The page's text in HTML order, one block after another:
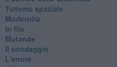
Turismo spaziale
Modernità
In fila
Mutande
Il sondaggio
L'errore